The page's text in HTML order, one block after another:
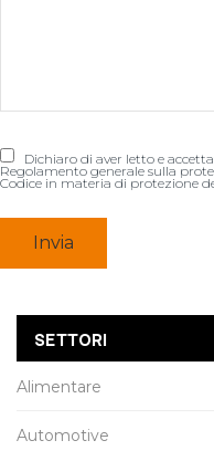
Dichiaro di aver letto e
Regolamento generale sulla
Codice in materia di protezione
SETTORI
Alimentare
Automotive